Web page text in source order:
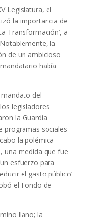
Legislatura, el
la importancia de
Transformación’, a
la
de un ambicioso
había
del
legisladores
la Guardia
programas sociales
la polémica
una medida que fue
esfuerzo para
el gasto público’.
el Fondo de
llano; la